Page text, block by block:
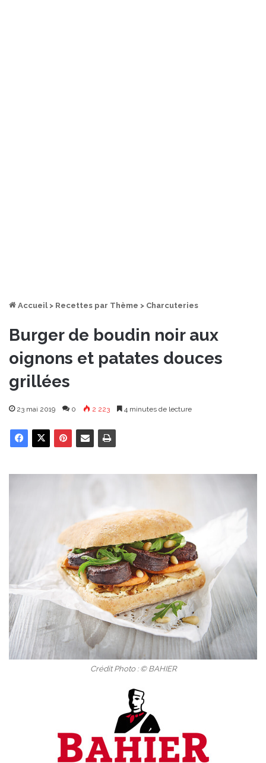
Accueil > Recettes par Thème > Charcuteries
Burger de boudin noir aux
oignons et patates douces
grillées
23 mai 2019 0 2 223 4 minutes de lecture
Crédit Photo : © BAHIER